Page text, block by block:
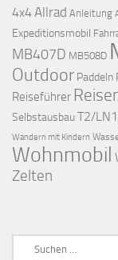
4x4Allrad Anleitung
Expeditionsmobil
MB407D MB508D
Outdoor Paddeln
Reiseführer
SelbstausbauT2/LN1
Wandern mit Kindern
Wohnmobil
Zelten